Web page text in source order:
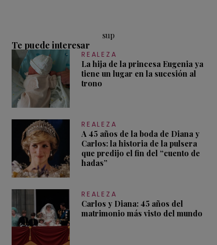
sup
Te puede interesar
REALEZA
La hija de la princesa Eugenia ya
tiene un lugar en la sucesión al
trono
REALEZA
A 45 años de la boda de Diana y
Carlos: la historia de la pulsera
que predijo el fin del “cuento de
hadas”
REALEZA
Carlos y Diana: 45 años del
matrimonio más visto del mundo